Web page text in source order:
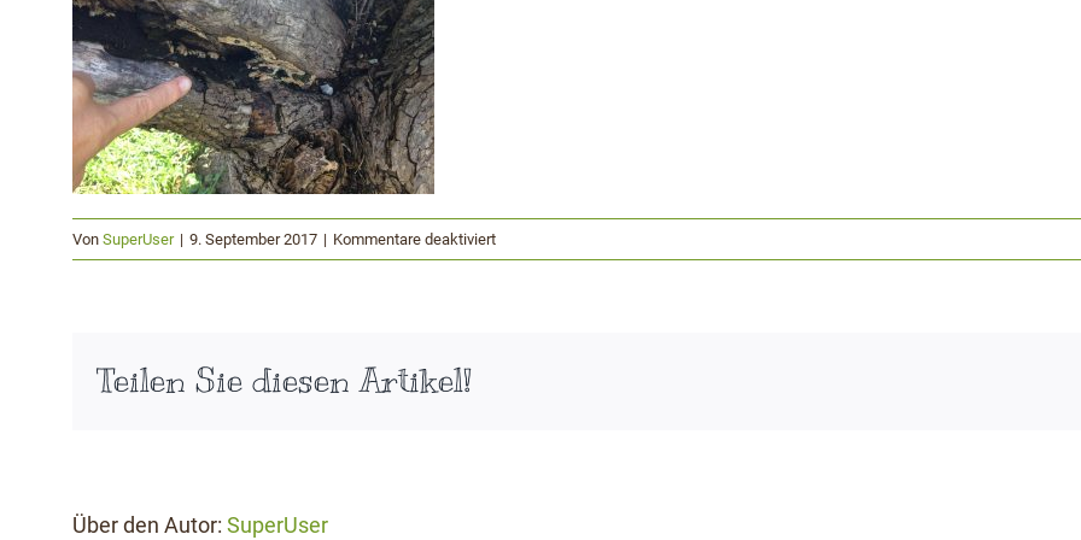
Von SuperUser | 9. September 2017 | Kommentare deaktiviertfür
Pilzfruchtkörper1
Teilen Sie diesen Artikel!
Über den Autor: SuperUser